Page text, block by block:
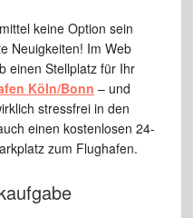
keine Option sein
Neuigkeiten! Im Web
einen Stellplatz für Ihr
Köln/Bonn – und
stressfrei in den
einen kostenlosen 24-
zum Flughafen.